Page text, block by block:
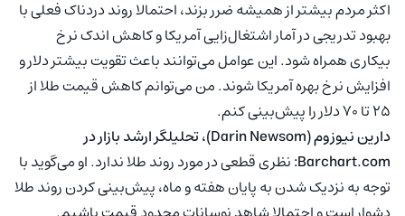
اکثر مردم بیشتر از همیشه ضرر بزند، احتمالا روند دردناک فعلی با
بهبود تدریجی در آمار اشتغال‌زایی آمریکا و کاهش اندک نرخ
بیکاری همراه شود. این عوامل می‌توانند باعث تقویت بیشتر دلار و
افزایش نرخ بهره آمریکا شوند. من می‌توانم کاهش قیمت طلا از
۲۵ تا ۷۰ دلار را پیش‌بینی کنم.
دارین نیوزوم (Darin Newsom)، تحلیلگر ارشد بازار در
Barchart.com: نظری قطعی در مورد روند طلا ندارد. او می‌گوید با
توجه به نزدیک شدن به پایان هفته و ماه، پیش‌بینی کردن روند طلا